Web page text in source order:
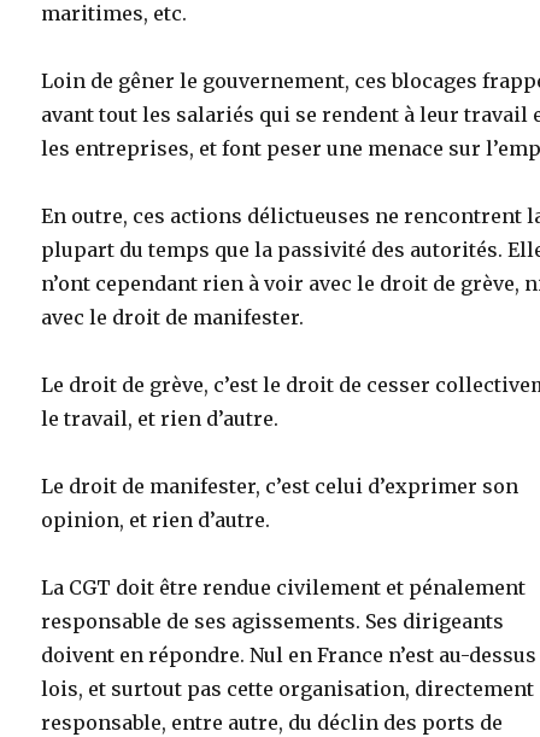
maritimes, etc.
Loin de gêner le gouvernement, ces blocages
avant tout les salariés qui se rendent à leur travail
les entreprises, et font peser une menace sur
En outre, ces actions délictueuses ne rencontrent
plupart du temps que la passivité des autorités.
n’ont cependant rien à voir avec le droit de grève,
avec le droit de manifester.
Le droit de grève, c’est le droit de cesser
le travail, et rien d’autre.
Le droit de manifester, c’est celui d’exprimer son
opinion, et rien d’autre.
La CGT doit être rendue civilement et pénalement
responsable de ses agissements. Ses dirigeants
doivent en répondre. Nul en France n’est au-
lois, et surtout pas cette organisation, directement
responsable, entre autre, du déclin des ports de